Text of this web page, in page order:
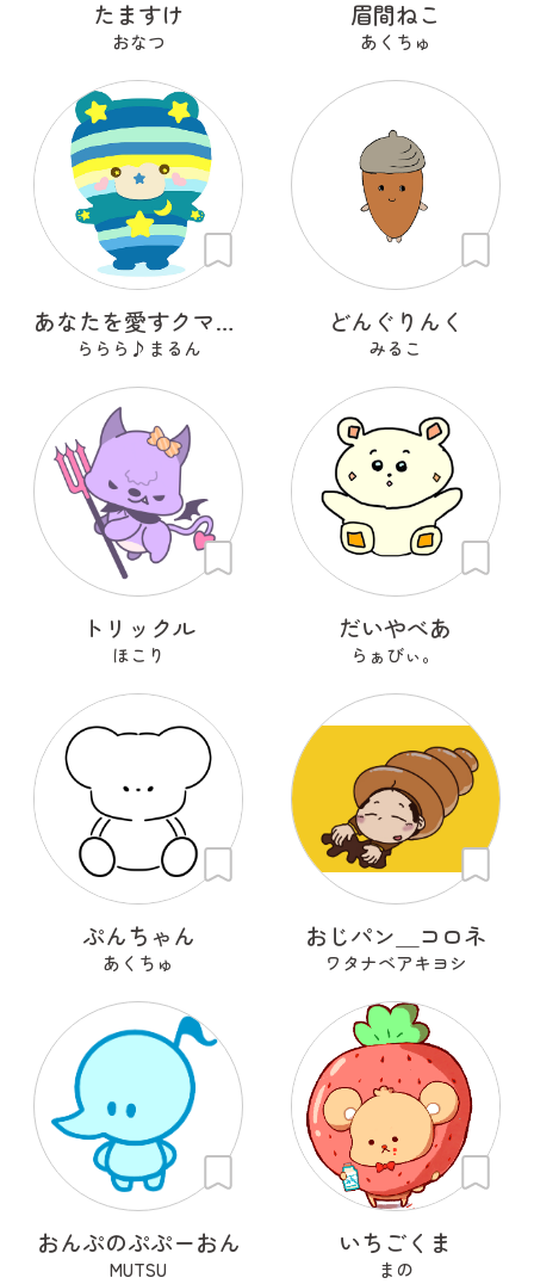
たますけ
おなつ
眉間ねこ
あくちゅ
あなたを愛すクマ ミーティア
ららら♪まるん
どんぐりんく
みるこ
トリックル
ほこり
だいやべあ
らぁびぃ。
ぷんちゃん
あくちゅ
おじパン＿コロネ
ワタナベアキヨシ
おんぷのぷぷーおん
MUTSU
いちごくま
まの